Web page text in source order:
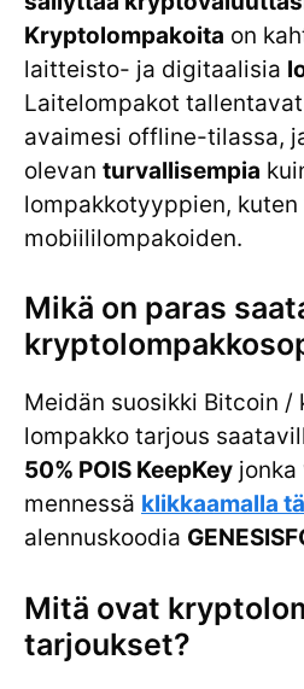
Kryptolompakoita on
laitteisto- ja digitaalisia
Laitelompakot
avaimesi offline-tilassa,
olevan turvallisempia
lompakkotyyppien,
mobiililompakoiden.
Mikä on paras
Meidän suosikki Bitcoin
lompakko tarjous
50% POIS KeepKey
mennessä klikkaamalla
alennuskoodia
Mitä ovat
tarjoukset?